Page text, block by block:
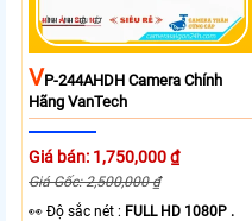
VP-244AHDH Camera Chính
Hãng VanTech
Giá bán: 1,750,000 ₫
Giá Gốc: 2,500,000 ₫
️👀 Độ sắc nét : FULL HD 1080P .